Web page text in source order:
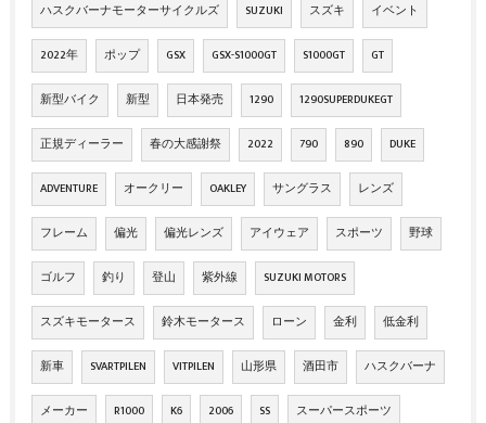
ハスクバーナモーターサイクルズ SUZUKI スズキ イベント
2022年 ポップ GSX GSX-S1000GT S1000GT GT
新型バイク 新型 日本発売 1290 1290SUPERDUKEGT
正規ディーラー 春の大感謝祭 2022 790 890 DUKE
ADVENTURE オークリー OAKLEY サングラス レンズ
フレーム 偏光 偏光レンズ アイウェア スポーツ 野球
ゴルフ 釣り 登山 紫外線 SUZUKI MOTORS
スズキモータース 鈴木モータース ローン 金利 低金利
新車 SVARTPILEN VITPILEN 山形県 酒田市 ハスクバーナ
メーカー R1000 K6 2006 SS スーパースポーツ